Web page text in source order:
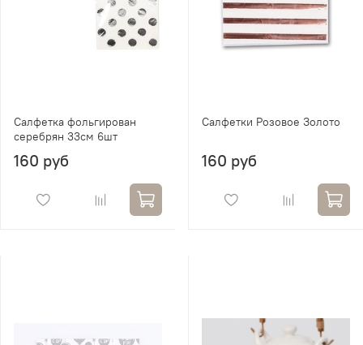
Салфетка фольгирован
серебрян 33см 6шт
160 руб
Салфетки Розовое Золото
160 руб